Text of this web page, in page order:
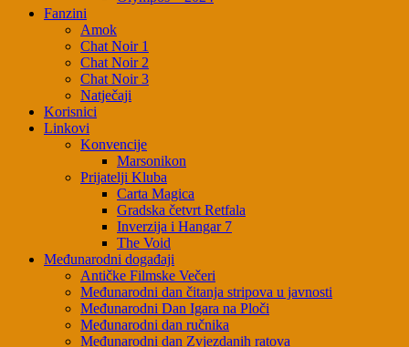
Fanzini
Amok
Chat Noir 1
Chat Noir 2
Chat Noir 3
Natječaji
Korisnici
Linkovi
Konvencije
Marsonikon
Prijatelji Kluba
Carta Magica
Gradska četvrt Retfala
Inverzija i Hangar 7
The Void
Međunarodni događaji
Antičke Filmske Večeri
Međunarodni dan čitanja stripova u javnosti
Međunarodni Dan Igara na Ploči
Međunarodni dan ručnika
Međunarodni dan Zvjezdanih ratova